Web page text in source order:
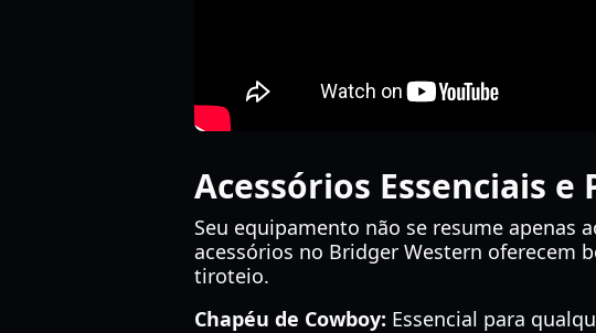
Acessórios Essenciais e
Seu equipamento não se resume apenas
acessórios no Bridger Western oferecem
tiroteio.
Chapéu de Cowboy: Essencial para